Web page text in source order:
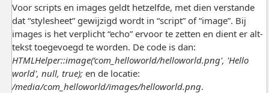
Voor scripts en images geldt hetzelfde, met dien verstande
dat “stylesheet” gewijzigd wordt in “script” of “image”. Bij
images is het verplicht “echo” ervoor te zetten en dient er alt-
tekst toegevoegd te worden. De code is dan:
HTMLHelper::image(‘com_helloworld/helloworld.png', 'Hello
world', null, true);en de locatie:
/media/com_helloworld/images/helloworld.png.